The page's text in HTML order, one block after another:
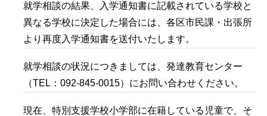
就学相談の結果、入学通知書に記載されている学校と
異なる学校に決定した場合には、各区市民課・出張所
より再度入学通知書を送付いたします。
就学相談の状況につきましては、発達教育センター
（TEL：092-845-0015）にお問い合わせください。
現在、特別支援学校小学部に在籍している児童で、そ